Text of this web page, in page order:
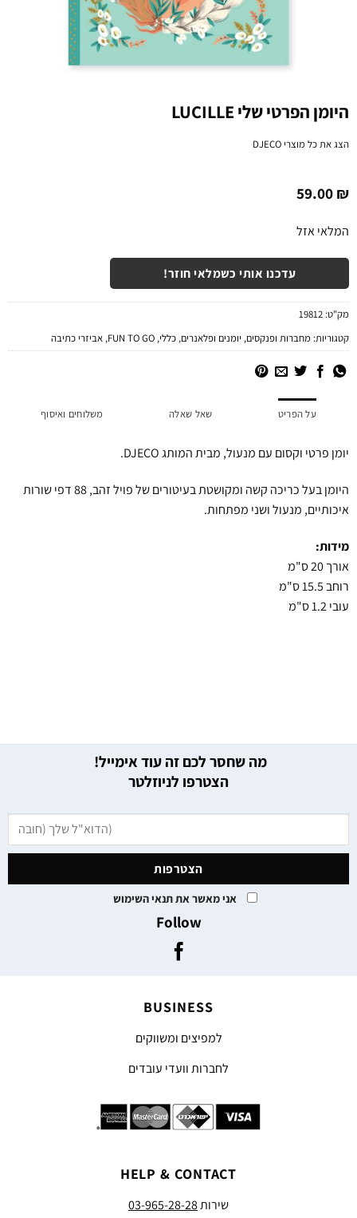
היומן הפרטי שלי LUCILLE
הצג את כל מוצריDJECO
59.00₪
המלאי אזל
עדכנו אותי כשמלאי חוזר!
מק"ט:19812
קטגוריות:מחברות ופנקסים,יומנים ופלאנרים,כללי,
FUN TO GO
,אביזרי כתיבה
על הפריט שאל שאלה משלוחים ואיסוף
יומן פרטי וקסום עם מנעול, מבית המותג DJECO.
היומן בעל כריכה קשה ומקושטת בעיטורים של פויל זהב, 88 דפי שורות
איכותיים, מנעול ושני מפתחות.
מידות:
אורך 20 ס"מ
רוחב 15.5 ס"מ
עובי 1.2 ס"מ
מה שחסר לכם זה עוד אימייל!
הצטרפו לניוזלטר
אני מאשר את תנאי השימוש
Follow
BUSINESS
למפיצים ומשווקים
לחברות וועדי עובדים
HELP & CONTACT
שירות03-965-28-28